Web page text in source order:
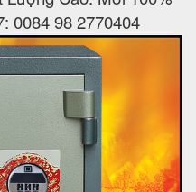
0084 98 2770404